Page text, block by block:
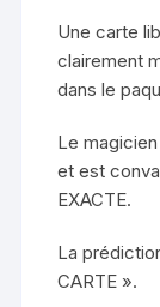
Une carte
clairement
dans le
Le
et est
EXACTE.
La
CARTE ».